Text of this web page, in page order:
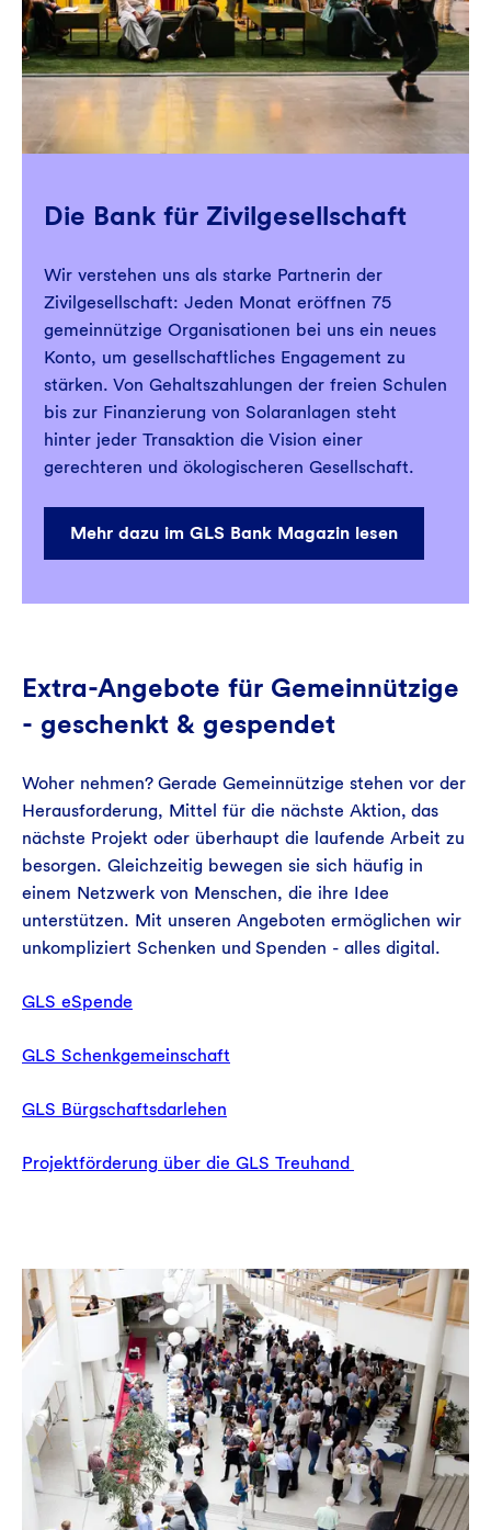
Die Bank für Zivilgesellschaft
Wir verstehen uns als starke Partnerin der
Zivilgesellschaft: Jeden Monat eröffnen 75
gemeinnützige Organisationen bei uns ein neues
Konto, um gesellschaftliches Engagement zu
stärken. Von Gehaltszahlungen der freien Schulen
bis zur Finanzierung von Solaranlagen steht
hinter jeder Transaktion die Vision einer
gerechteren und ökologischeren Gesellschaft.
Mehr dazu im GLS Bank Magazin lesen
Extra-Angebote für Gemeinnützige
- geschenkt & gespendet
Woher nehmen? Gerade Gemeinnützige stehen vor der
Herausforderung, Mittel für die nächste Aktion, das
nächste Projekt oder überhaupt die laufende Arbeit zu
besorgen. Gleichzeitig bewegen sie sich häufig in
einem Netzwerk von Menschen, die ihre Idee
unterstützen. Mit unseren Angeboten ermöglichen wir
unkompliziert Schenken und Spenden - alles digital.
GLS eSpende
GLS Schenkgemeinschaft
GLS Bürgschaftsdarlehen
Projektförderung über die GLS Treuhand